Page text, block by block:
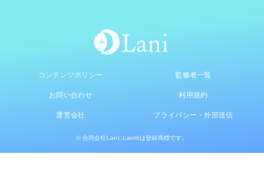
コンテンツポリシー 監修者一覧
お問い合わせ 利用規約
運営会社 プライバシー・外部送信
© 合同会社Lani. Lani®は登録商標です。